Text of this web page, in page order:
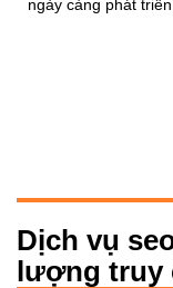
ngày càng phát
Dịch vụ
lượng truy